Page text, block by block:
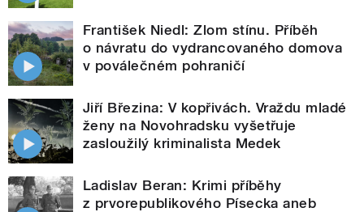
František Niedl: Zlom stínu. Příběh
o návratu do vydrancovaného domova
v poválečném pohraničí
Jiří Březina: V kopřivách. Vraždu mladé
ženy na Novohradsku vyšetřuje
zasloužilý kriminalista Medek
Ladislav Beran: Krimi příběhy
z prvorepublikového Písecka aneb